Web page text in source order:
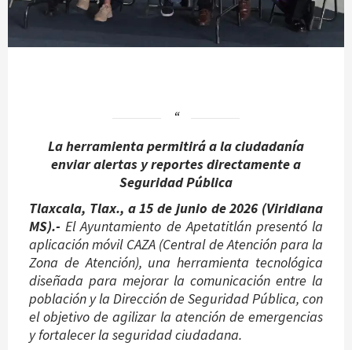
La herramienta permitirá a la ciudadanía
enviar alertas y reportes directamente a
Seguridad Pública
Tlaxcala, Tlax., a 15 de junio de 2026 (Viridiana
MS).- El Ayuntamiento de Apetatitlán presentó la
aplicación móvil CAZA (Central de Atención para la
Zona de Atención), una herramienta tecnológica
diseñada para mejorar la comunicación entre la
población y la Dirección de Seguridad Pública, con
el objetivo de agilizar la atención de emergencias
y fortalecer la seguridad ciudadana.